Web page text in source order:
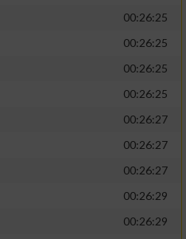
00:26:25
00:26:25
00:26:25
00:26:25
00:26:27
00:26:27
00:26:27
00:26:29
00:26:29